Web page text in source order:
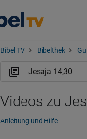
Bibel TV Bibelthek
Videos zu
Anleitung und Hilfe